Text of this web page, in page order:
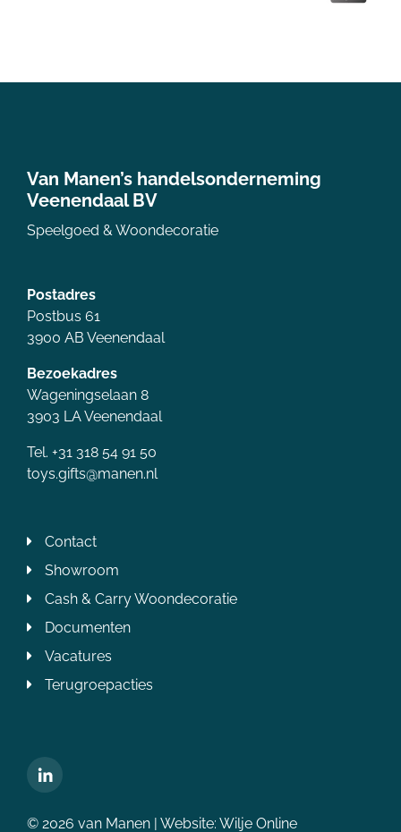
Van Manen’s handelsonderneming
Veenendaal BV
Speelgoed & Woondecoratie
Postadres
Postbus 61
3900 AB Veenendaal
Bezoekadres
Wageningselaan 8
3903 LA Veenendaal
Tel. +31 318 54 91 50
toys.gifts@manen.nl
Contact
Showroom
Cash & Carry Woondecoratie
Documenten
Vacatures
Terugroepacties
© 2026 van Manen | Website: Wilje Online